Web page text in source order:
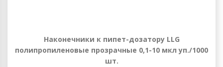
Наконечники к пипет-дозатору LLG
полипропиленовые прозрачные 0,1-10 мкл уп./1000
шт.